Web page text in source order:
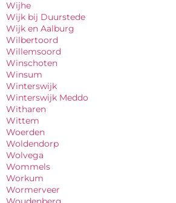
Wijhe
Wijk bij Duurstede
Wijk en Aalburg
Wilbertoord
Willemsoord
Winschoten
Winsum
Winterswijk
Winterswijk Meddo
Witharen
Wittem
Woerden
Woldendorp
Wolvega
Wommels
Workum
Wormerveer